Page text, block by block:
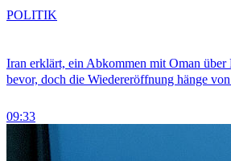
Iran erklärt, ein Abkommen mit Oman über
bevor, doch die Wiedereröffnung hänge
09:33
POLITIK